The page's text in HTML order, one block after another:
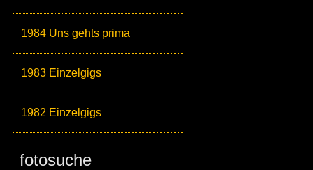
1984 Uns gehts prima
1983 Einzelgigs
1982 Einzelgigs
fotosuche